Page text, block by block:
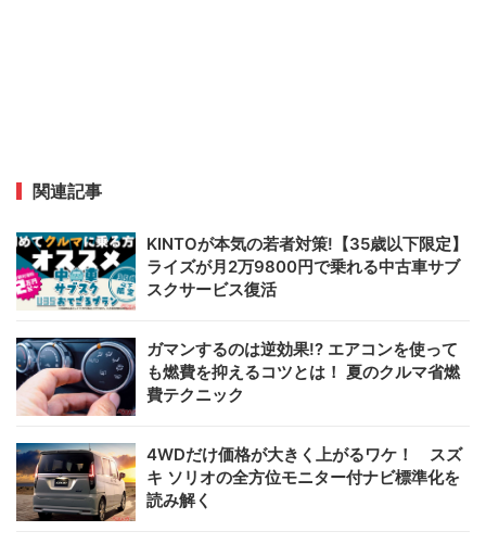
関連記事
KINTOが本気の若者対策!【35歳以下限定】
ライズが月2万9800円で乗れる中古車サブ
スクサービス復活
ガマンするのは逆効果!? エアコンを使って
も燃費を抑えるコツとは！ 夏のクルマ省燃
費テクニック
4WDだけ価格が大きく上がるワケ！ スズ
キ ソリオの全方位モニター付ナビ標準化を
読み解く